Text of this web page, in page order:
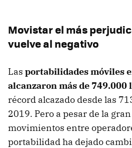
Movistar el más
vuelve al negativo
Las portabilidades móviles
alcanzaron más de 749.000
récord alcazado desde las
2019. Pero a pesar de la
movimientos entre
portabilidad ha dejado